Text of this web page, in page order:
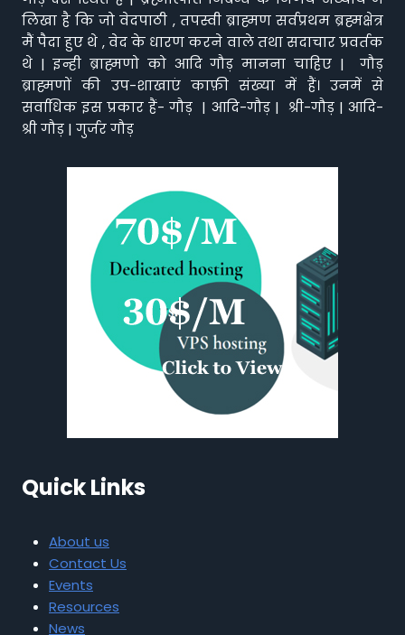
लिखा है कि जो वेदपाठी , तपस्वी ब्राह्मण सर्वप्रथम ब्रह्मक्षेत्र
मैं पैदा हुए थे , वेद के धारण करने वाले तथा सदाचार प्रवर्तक
थे | इन्ही ब्राह्मणो को आदि गौड़ मानना चाहिए | गौड़
ब्राह्मणों की उप-शाखाएं काफ़ी संख्या में हैं। उनमें से
सर्वाधिक इस प्रकार हैं- गौड़ | आदि-गौड़ | श्री-गौड़ | आदि-
श्री गौड़ | गुर्जर गौड़
Quick Links
About us
Contact Us
Events
Resources
News